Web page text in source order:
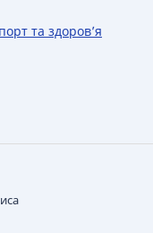
та здоров’я